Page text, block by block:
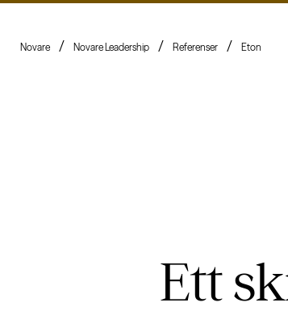
Novare Novare Leadership Referenser Eton
Ett